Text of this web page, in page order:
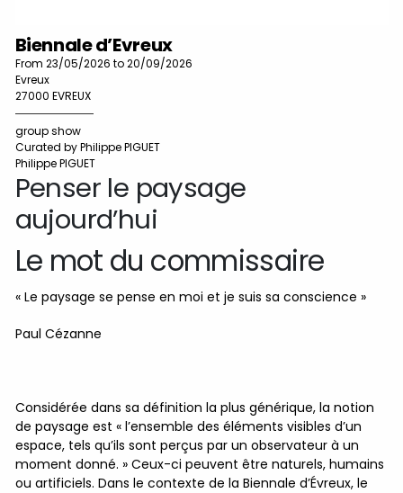
Biennale d’Evreux
From 23/05/2026 to 20/09/2026
Evreux
27000 EVREUX
group show
Curated by Philippe PIGUET
Philippe PIGUET
Penser le paysage
aujourd’hui
Le mot du commissaire
« Le paysage se pense en moi et je suis sa conscience »
Paul Cézanne
Considérée dans sa définition la plus générique, la notion
de paysage est « l’ensemble des éléments visibles d’un
espace, tels qu’ils sont perçus par un observateur à un
moment donné. » Ceux-ci peuvent être naturels, humains
ou artificiels. Dans le contexte de la Biennale d’Évreux, le